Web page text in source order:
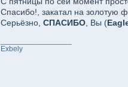
Спасибо!, закатал на золотую
Серьёзно, СПАСИБО , Вы (
Exbely